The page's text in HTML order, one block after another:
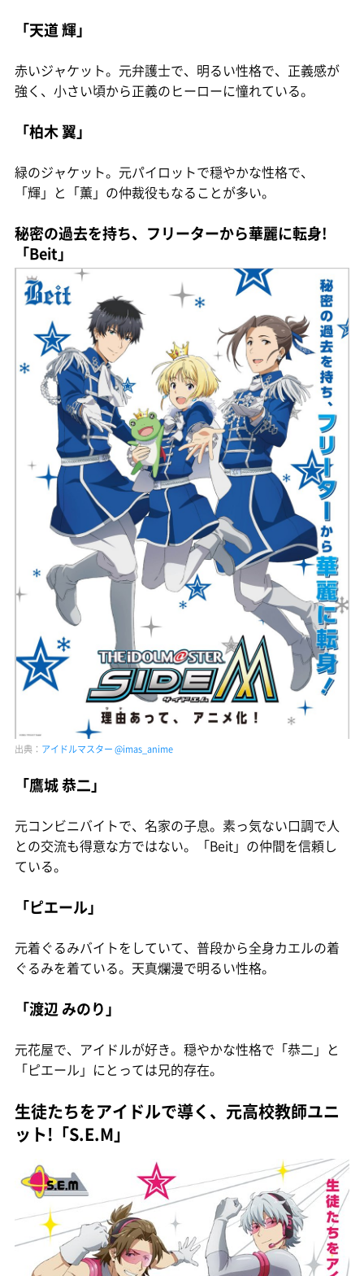
「天道 輝」
赤いジャケット。元弁護士で、明るい性格で、正義感が
強く、小さい頃から正義のヒーローに憧れている。
「柏木 翼」
緑のジャケット。元パイロットで穏やかな性格で、
「輝」と「薫」の仲裁役もなることが多い。
秘密の過去を持ち、フリーターから華麗に転身!
「Beit」
出典： アイドルマスター @imas_anime
「鷹城 恭二」
元コンビニバイトで、名家の子息。素っ気ない口調で人
との交流も得意な方ではない。「Beit」の仲間を信頼し
ている。
「ピエール」
元着ぐるみバイトをしていて、普段から全身カエルの着
ぐるみを着ている。天真爛漫で明るい性格。
「渡辺 みのり」
元花屋で、アイドルが好き。穏やかな性格で「恭二」と
「ピエール」にとっては兄的存在。
生徒たちをアイドルで導く、元高校教師ユニ
ット!「S.E.M」